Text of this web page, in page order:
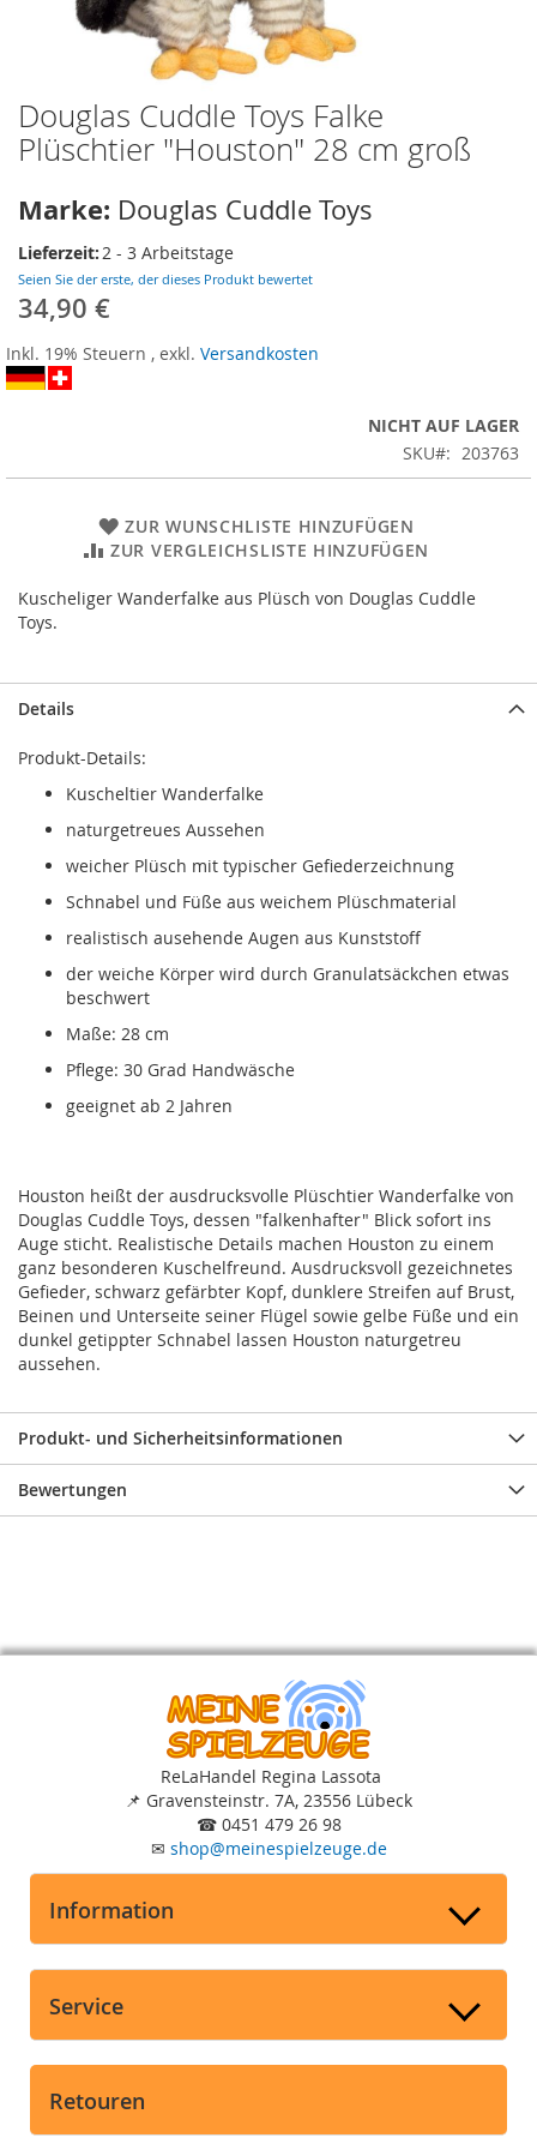
Zum
Anfang
der
springen
Douglas Cuddle Toys Falke
Plüschtier "Houston" 28 cm groß
Marke: Douglas Cuddle Toys
Lieferzeit:2 - 3 Arbeitstage
Seien Sie der erste, der dieses Produkt bewertet
34,90 €
Inkl. 19% Steuern , exkl. Versandkosten
NICHT AUF LAGER
SKU
203763
ZUR WUNSCHLISTE HINZUFÜGEN
ZUR VERGLEICHSLISTE HINZUFÜGEN
Kuscheliger Wanderfalke aus Plüsch von Douglas Cuddle
Toys.
Details
Produkt-Details:
Kuscheltier Wanderfalke
naturgetreues Aussehen
weicher Plüsch mit typischer Gefiederzeichnung
Schnabel und Füße aus weichem Plüschmaterial
realistisch ausehende Augen aus Kunststoff
der weiche Körper wird durch Granulatsäckchen etwas
beschwert
Maße: 28 cm
Pflege: 30 Grad Handwäsche
geeignet ab 2 Jahren
Houston heißt der ausdrucksvolle Plüschtier Wanderfalke von
Douglas Cuddle Toys, dessen "falkenhafter" Blick sofort ins
Auge sticht. Realistische Details machen Houston zu einem
ganz besonderen Kuschelfreund. Ausdrucksvoll gezeichnetes
Gefieder, schwarz gefärbter Kopf, dunklere Streifen auf Brust,
Beinen und Unterseite seiner Flügel sowie gelbe Füße und ein
dunkel getippter Schnabel lassen Houston naturgetreu
aussehen.
Produkt- und Sicherheitsinformationen
Bewertungen
ReLaHandel Regina Lassota
📌 Gravensteinstr. 7A, 23556 Lübeck
☎ 0451 479 26 98
✉ shop@meinespielzeuge.de
Information
Service
Retouren